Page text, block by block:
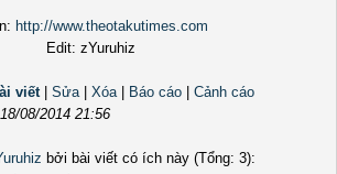
http://www.theotakutimes.com
Edit: zYuruhiz
viết| Sửa| Xóa| Báo cáo
Cảnh cáo
18/08/2014 21:56
bởi bài viết có ích này (Tổng: 3):